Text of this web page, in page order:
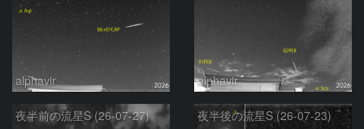
alphavir alphavir
夜半前の流星S (26-07-27) 夜半後の流星S (26-07-23)